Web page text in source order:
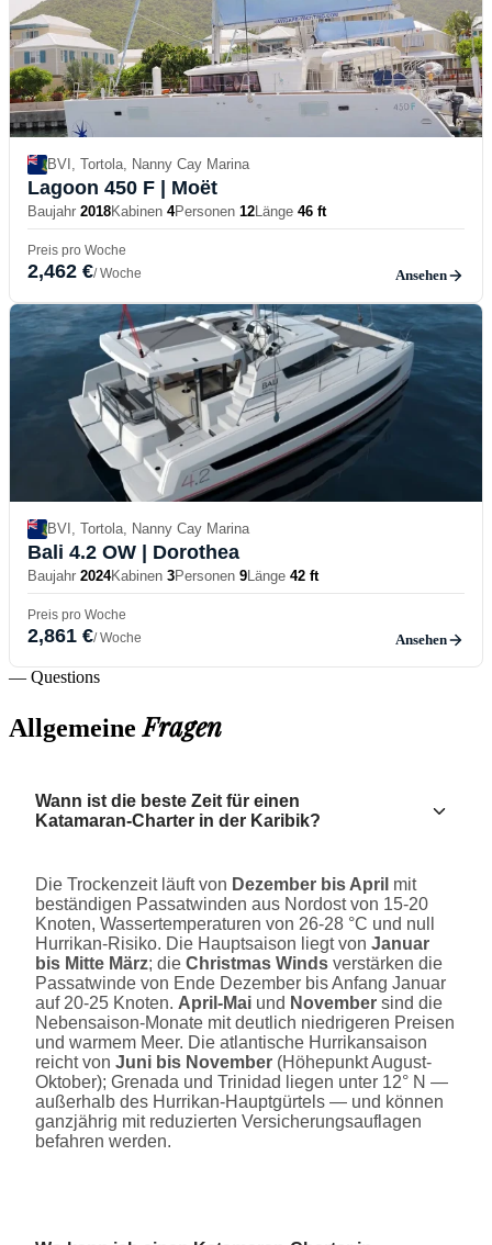
BVI, Tortola, Nanny Cay Marina
Lagoon 450 F | Moët
Baujahr 2018Kabinen 4Personen 12Länge 46 ft
Preis pro Woche
2,462 €/ Woche Ansehen
BVI, Tortola, Nanny Cay Marina
Bali 4.2 OW | Dorothea
Baujahr 2024Kabinen 3Personen 9Länge 42 ft
Preis pro Woche
2,861 €/ Woche Ansehen
— Questions
AllgemeineFragen
Wann ist die beste Zeit für einen
Katamaran-Charter in der Karibik?
Die Trockenzeit läuft von Dezember bis April mit
beständigen Passatwinden aus Nordost von 15-20
Knoten, Wassertemperaturen von 26-28 °C und null
Hurrikan-Risiko. Die Hauptsaison liegt von Januar
bis Mitte März; die Christmas Winds verstärken die
Passatwinde von Ende Dezember bis Anfang Januar
auf 20-25 Knoten. April-Mai und November sind die
Nebensaison-Monate mit deutlich niedrigeren Preisen
und warmem Meer. Die atlantische Hurrikansaison
reicht von Juni bis November (Höhepunkt August-
Oktober); Grenada und Trinidad liegen unter 12° N —
außerhalb des Hurrikan-Hauptgürtels — und können
ganzjährig mit reduzierten Versicherungsauflagen
befahren werden.